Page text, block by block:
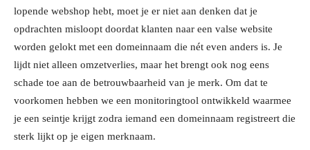
lopende webshop hebt, moet je er niet aan denken dat je
opdrachten misloopt doordat klanten naar een valse website
worden gelokt met een domeinnaam die nét even anders is. Je
lijdt niet alleen omzetverlies, maar het brengt ook nog eens
schade toe aan de betrouwbaarheid van je merk. Om dat te
voorkomen hebben we een monitoringtool ontwikkeld waarmee
je een seintje krijgt zodra iemand een domeinnaam registreert die
sterk lijkt op je eigen merknaam.